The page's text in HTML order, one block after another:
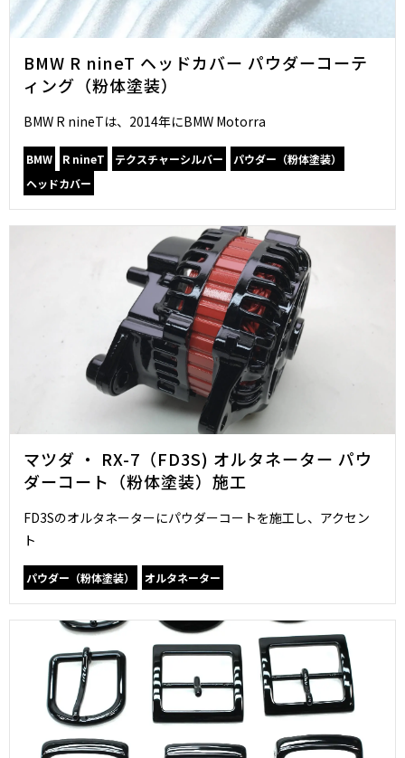
BMW R nineT ヘッドカバー パウダーコーテ
ィング（粉体塗装）
BMW R nineTは、2014年にBMW Motorra
BMW R nineT テクスチャーシルバー
パウダー（粉体塗装）
ヘッドカバー
マツダ ・ RX-7（FD3S) オルタネーター パウ
ダーコート（粉体塗装）施工
FD3Sのオルタネーターにパウダーコートを施工し、アクセン
ト
パウダー（粉体塗装） オルタネーター